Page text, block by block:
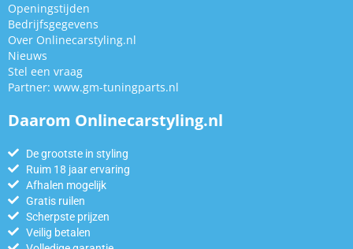
Openingstijden
Bedrijfsgegevens
Over Onlinecarstyling.nl
Nieuws
Stel een vraag
Partner: www.gm-tuningparts.nl
Daarom Onlinecarstyling.nl
De grootste in styling
Ruim 18 jaar ervaring
Afhalen mogelijk
Gratis ruilen
Scherpste prijzen
Veilig betalen